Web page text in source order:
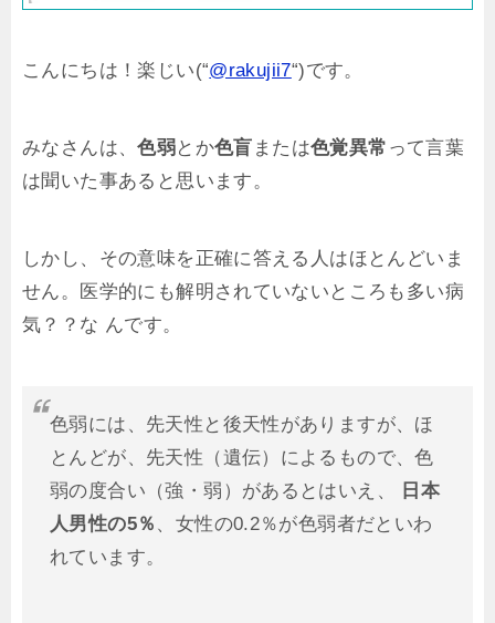
こんにちは！楽じい(“@rakujii7“)です。
みなさんは、色弱とか色盲 または色覚異常 って言葉
は聞いた事あると思います。
しかし、その意味を正確に答える人はほとんどいま
せん。医学的にも解明されていないところも多い病
気？？な んです。
色弱には、先天性と後天性がありますが、ほ
とんどが、先天性（遺伝）によるもので、色
弱の度合い（強・弱）があるとはいえ、
日本
人男性の5％ 、女性の0.2％が色弱者だといわ
れています。